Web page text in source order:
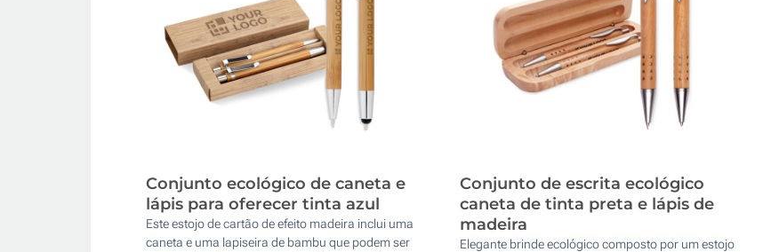
Conjunto ecológico de caneta e
lápis para oferecer tinta azul
Este estojo de cartão de efeito madeira inclui uma
caneta e uma lapiseira de bambu que podem ser
Conjunto de escrita ecológico
caneta de tinta preta e lápis de
madeira
Elegante brinde ecológico composto por um estojo